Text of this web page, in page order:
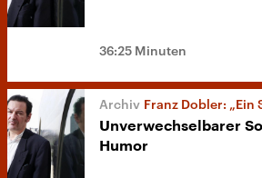
36:25 Minuten
Franz Dobler: „Ein
Unverwechselbarer
Humor